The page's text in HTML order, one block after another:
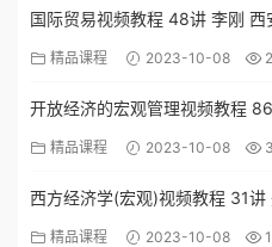
国际贸易视频教程 48讲 李刚 西
精品课程 2023-10-08
开放经济的宏观管理视频教程
精品课程 2023-10-08
西方经济学(宏观)视频教程 31讲
精品课程 2023-10-08